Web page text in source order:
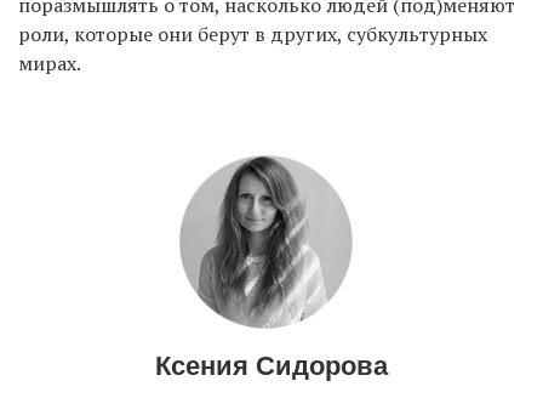
роли, которые они берут в других, субкультурных
мирах.
Ксения Сидорова